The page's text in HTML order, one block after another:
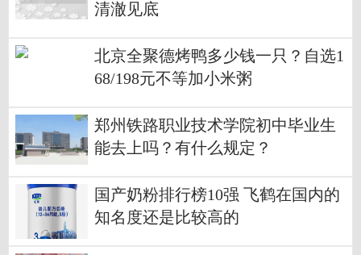
清澈见底
北京全聚德烤鸭多少钱一只？自选1
68/198元不等加小米粥
郑州铁路职业技术学院初中毕业生
能去上吗？有什么规定？
国产奶粉排行榜10强 飞鹤在国内的
知名度还是比较高的